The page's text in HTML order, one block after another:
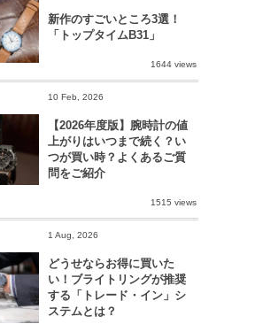
新作のすごいところ3選！
「トップタイムB31」
1644 views
10 Feb, 2026
【2026年度版】腕時計の値
上がりはいつまで続く？い
つが買い時？よくあるご質
問をご紹介
1515 views
1 Aug, 2026
どうせならお得に買いた
い！ブライトリングが推奨
する「トレード・イン」シ
ステムとは？